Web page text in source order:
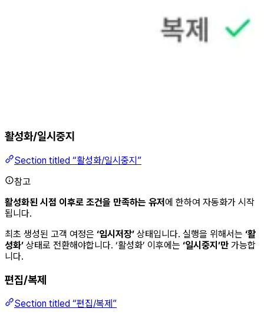
활성화/일시중지
Section titled “활성화/일시중지”
참고
활성화된 시점 이후로 조건을 만족하는 유저에 한하여 자동화가 시작
됩니다.
최초 생성된 고객 여정은 ‘임시저장’ 상태입니다. 실행을 위해서는 ‘활
성화’ 상태로 전환해야합니다. ‘활성화’ 이후에는 ‘일시중지’만 가능합
니다.
편집/복제
Section titled “편집/복제”